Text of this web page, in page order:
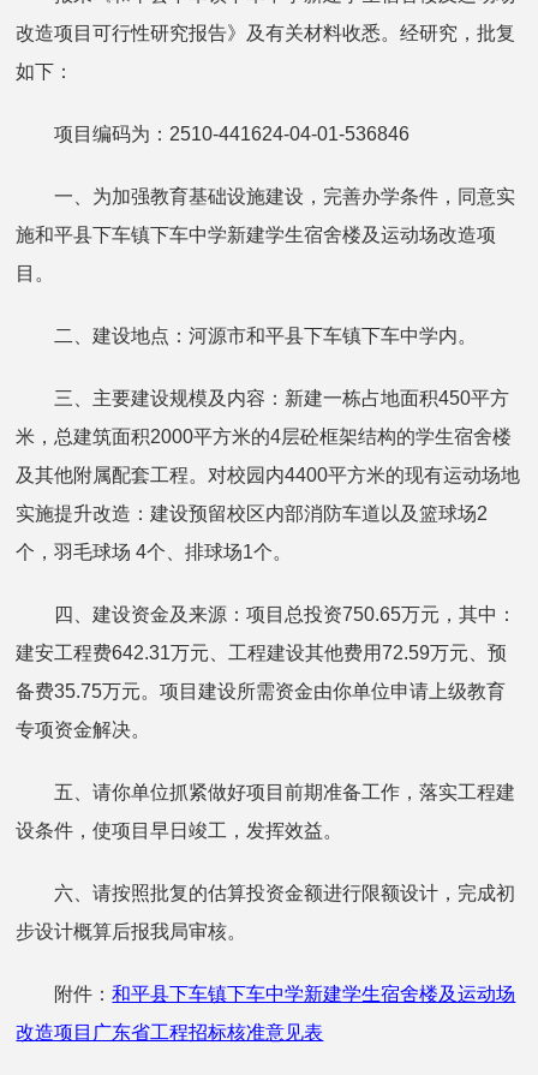
改造项目可行性研究报告》及有关材料收悉。经研究，批复
如下：
项目编码为：2510-441624-04-01-536846
一、为加强教育基础设施建设，完善办学条件，同意实
施和平县下车镇下车中学新建学生宿舍楼及运动场改造项
目。
二、建设地点：河源市和平县下车镇下车中学内。
三、主要建设规模及内容：新建一栋占地面积450平方
米，总建筑面积2000平方米的4层砼框架结构的学生宿舍楼
及其他附属配套工程。对校园内4400平方米的现有运动场地
实施提升改造：建设预留校区内部消防车道以及篮球场2
个，羽毛球场 4个、排球场1个。
四、建设资金及来源：项目总投资750.65万元，其中：
建安工程费642.31万元、工程建设其他费用72.59万元、预
备费35.75万元。项目建设所需资金由你单位申请上级教育
专项资金解决。
五、请你单位抓紧做好项目前期准备工作，落实工程建
设条件，使项目早日竣工，发挥效益。
六、请按照批复的估算投资金额进行限额设计，完成初
步设计概算后报我局审核。
附件：和平县下车镇下车中学新建学生宿舍楼及运动场
改造项目广东省工程招标核准意见表